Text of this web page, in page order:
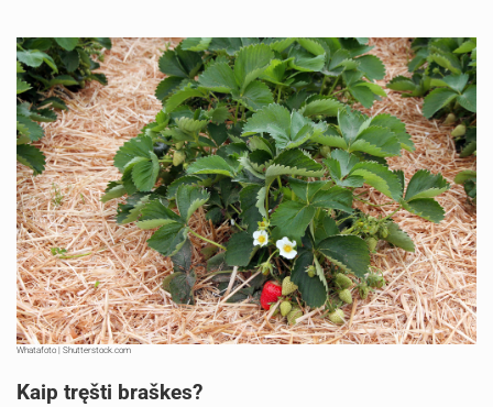
Whatafoto | Shutterstock.com
Kaip tręšti braškes?